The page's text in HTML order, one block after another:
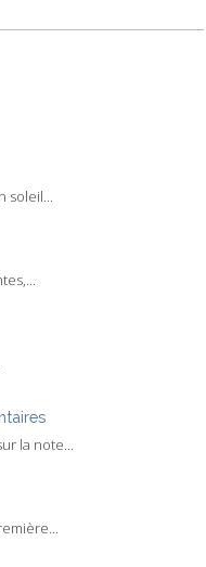
soleil...
la note...